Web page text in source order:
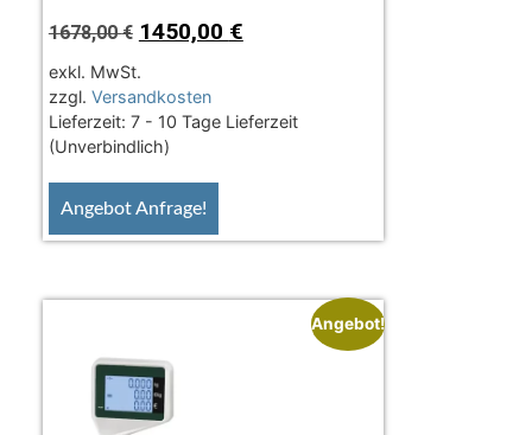
1678,00€ 1450,00 €
exkl. MwSt.
zzgl. Versandkosten
Lieferzeit: 7 - 10 Tage Lieferzeit
(Unverbindlich)
Angebot Anfrage!
Angebot!